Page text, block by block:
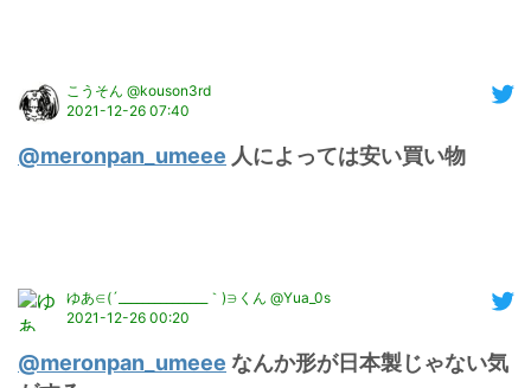
こうそん @kouson3rd
2021-12-26 07:40
@meronpan_umeee 人によっては安い買い物
ゆあ∈(´_______________｀)∋くん @Yua_0s
2021-12-26 00:20
@meronpan_umeee なんか形が日本製じゃない気